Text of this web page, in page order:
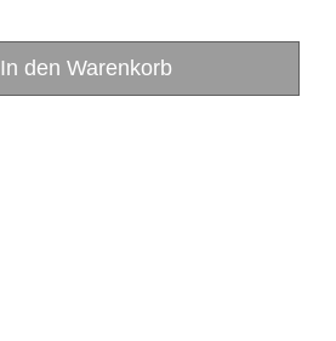
In den Warenkorb